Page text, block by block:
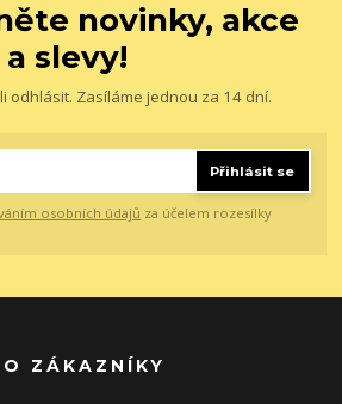
novinky, akce
a slevy!
odhlásit. Zasíláme jednou za 14 dní.
Přihlásit se
osobních údajů za účelem rozesílky
ZÁKAZNÍKY